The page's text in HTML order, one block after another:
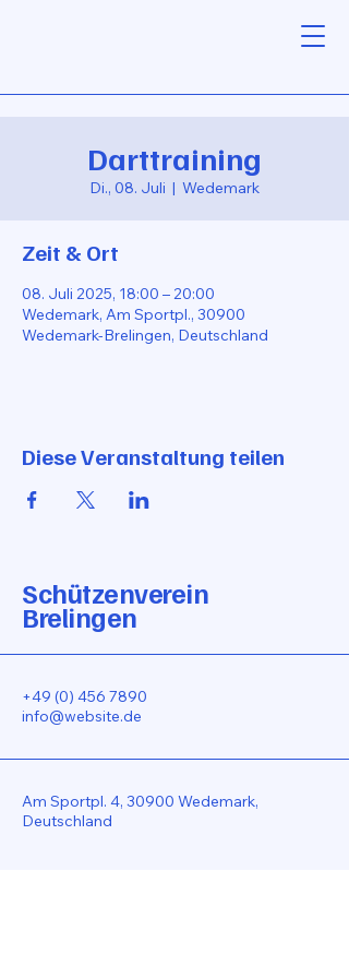
Darttraining
Di., 08. Juli
  |
Wedemark
Zeit & Ort
08. Juli 2025, 18:00 – 20:00
Wedemark, Am Sportpl., 30900
Wedemark-Brelingen, Deutschland
Diese Veranstaltung teilen
Schützenverein
Brelingen
+49 (0) 456 7890
info@website.de
Am Sportpl. 4, 30900 Wedemark,
Deutschland